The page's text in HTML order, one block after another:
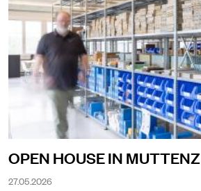
OPEN HOUSE IN MUTTENZ
27.05.2026